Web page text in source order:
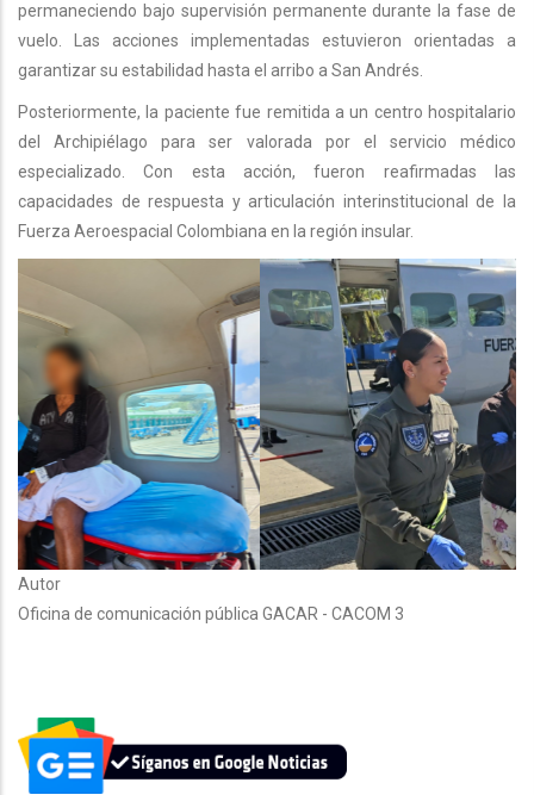
permaneciendo bajo supervisión permanente durante la fase de
vuelo. Las acciones implementadas estuvieron orientadas a
garantizar su estabilidad hasta el arribo a San Andrés.
Posteriormente, la paciente fue remitida a un centro hospitalario
del Archipiélago para ser valorada por el servicio médico
especializado. Con esta acción, fueron reafirmadas las
capacidades de respuesta y articulación interinstitucional de la
Fuerza Aeroespacial Colombiana en la región insular.
Autor
Oficina de comunicación pública GACAR - CACOM 3